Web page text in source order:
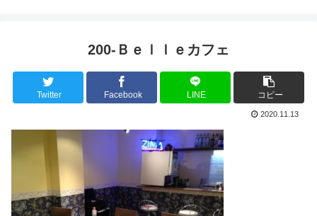
200-Ｂｅｌｌｅカフェ
Twitter Facebook LINE コピー
2020.11.13